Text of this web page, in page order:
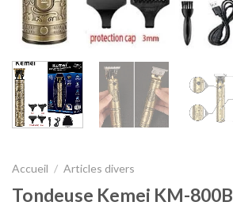
Accueil / Articles divers
Tondeuse Kemei KM-800B